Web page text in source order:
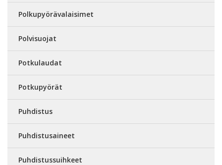
Polkupyörävalaisimet
Polvisuojat
Potkulaudat
Potkupyörät
Puhdistus
Puhdistusaineet
Puhdistussuihkeet